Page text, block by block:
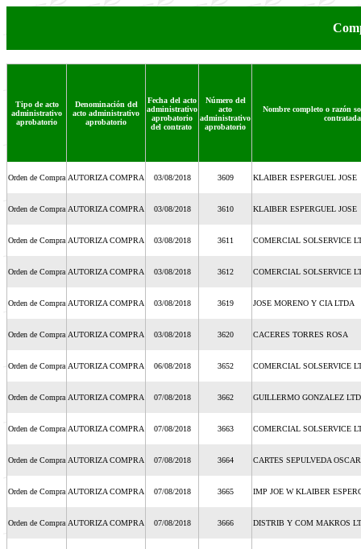
Tipo de acto
administrativo
aprobatorio
Denominación del
acto administrativo
aprobatorio
Fecha del acto
administrativo
aprobatorio
del contrato
Número del
acto
administrativo
aprobatorio
Nombre completo o razón
contratada
Orden de Compra AUTORIZA COMPRA 03/08/2018 3609 KLAIBER ESPERGUEL JOSE
Orden de Compra AUTORIZA COMPRA 03/08/2018 3610 KLAIBER ESPERGUEL JOSE
Orden de Compra AUTORIZA COMPRA 03/08/2018 3611 COMERCIAL SOLSERVICE
Orden de Compra AUTORIZA COMPRA 03/08/2018 3612 COMERCIAL SOLSERVICE
Orden de Compra AUTORIZA COMPRA 03/08/2018 3619 JOSE MORENO Y CIA LTDA
Orden de Compra AUTORIZA COMPRA 03/08/2018 3620 CACERES TORRES ROSA
Orden de Compra AUTORIZA COMPRA 06/08/2018 3652 COMERCIAL SOLSERVICE
Orden de Compra AUTORIZA COMPRA 07/08/2018 3662 GUILLERMO GONZALEZ
Orden de Compra AUTORIZA COMPRA 07/08/2018 3663 COMERCIAL SOLSERVICE
Orden de Compra AUTORIZA COMPRA 07/08/2018 3664 CARTES SEPULVEDA OSCAR
Orden de Compra AUTORIZA COMPRA 07/08/2018 3665 IMP JOE W KLAIBER
Orden de Compra AUTORIZA COMPRA 07/08/2018 3666 DISTRIB Y COM MAKROS